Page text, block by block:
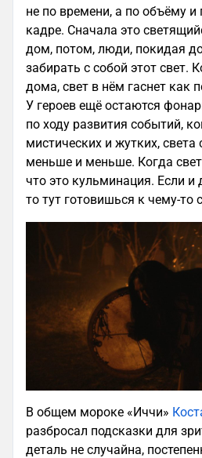
не по времени, а по объёму и
кадре. Сначала это
дом, потом, люди, покидая
забирать с собой этот свет.
дома, свет в нём гаснет как
У героев ещё остаются
по ходу развития событий,
мистических и жутких, света
меньше и меньше. Когда
что это кульминация. Если и
то тут готовишься к чему-то
В общем мороке «Иччи»
разбросал подсказки для
деталь не случайна,